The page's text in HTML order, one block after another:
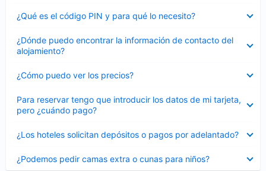
¿Qué es el código PIN y para qué lo necesito?
cerrado
¿Dónde puedo encontrar la información de contacto del
alojamiento?
cerrado
¿Cómo puedo ver los precios?
cerrado
Para reservar tengo que introducir los datos de mi tarjeta,
pero ¿cuándo pago?
cerrado
¿Los hoteles solicitan depósitos o pagos por adelantado?
cerrado
¿Podemos pedir camas extra o cunas para niños?
cerrado